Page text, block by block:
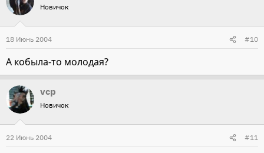
Новичок
18 Июнь 2004 #10
А кобыла-то молодая?
vcp
Новичок
22 Июнь 2004 #11